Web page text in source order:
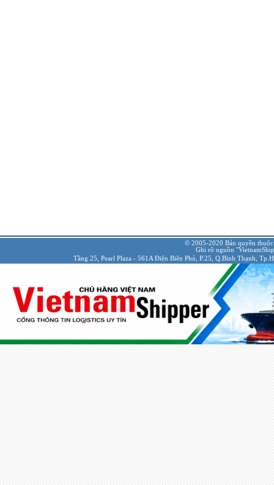
© 2005-2020 Bản quyền
Ghi rõ nguồn
Tầng 25, Pearl Plaza - 561A Điện Biên Phủ, P.25, Q.Bình Thạnh,